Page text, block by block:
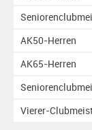
AK50-Herren
AK65-Herren
Vierer-